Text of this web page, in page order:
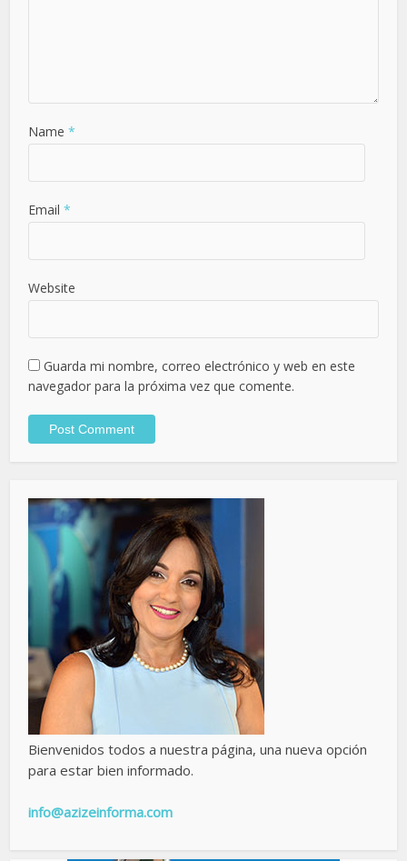
Name *
Email *
Website
Guarda mi nombre, correo electrónico y web en este
navegador para la próxima vez que comente.
Bienvenidos todos a nuestra página, una nueva opción
para estar bien informado.
info@azizeinforma.com